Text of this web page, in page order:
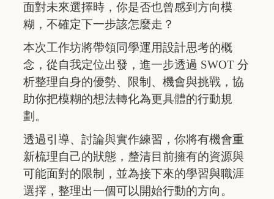
面對未來選擇時，你是否也曾感到方向模
糊，不確定下一步該怎麼走？
本次工作坊將帶領同學運用設計思考的概
念，從自我定位出發，進一步透過 SWOT 分
析整理自身的優勢、限制、機會與挑戰，協
助你把模糊的想法轉化為更具體的行動規
劃。
透過引導、討論與實作練習，你將有機會重
新梳理自己的狀態，釐清目前擁有的資源與
可能面對的限制，並為接下來的學習與職涯
選擇，整理出一個可以開始行動的方向。